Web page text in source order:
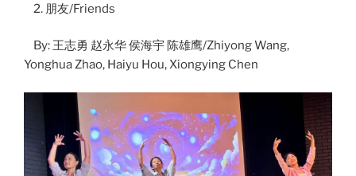
2. 朋友/Friends
By: 王志勇 赵永华 侯海宇 陈雄鹰/Zhiyong Wang,
Yonghua Zhao, Haiyu Hou, Xiongying Chen